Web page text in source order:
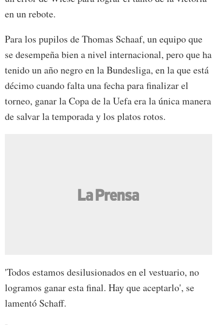
en un rebote.
Para los pupilos de Thomas Schaaf, un equipo que
se desempeña bien a nivel internacional, pero que ha
tenido un año negro en la Bundesliga, en la que está
décimo cuando falta una fecha para finalizar el
torneo, ganar la Copa de la Uefa era la única manera
de salvar la temporada y los platos rotos.
'Todos estamos desilusionados en el vestuario, no
logramos ganar esta final. Hay que aceptarlo', se
lamentó Schaff.